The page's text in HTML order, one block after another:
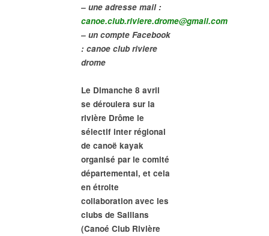
– une adresse mail :
canoe.club.riviere.drome@gmail.com
– un compte Facebook
: canoe club riviere
drome
Le Dimanche 8 avril
se déroulera sur la
rivière Drôme le
sélectif inter régional
de canoë kayak
organisé par le comité
départemental, et cela
en étroite
collaboration avec les
clubs de Saillans
(Canoé Club Rivière